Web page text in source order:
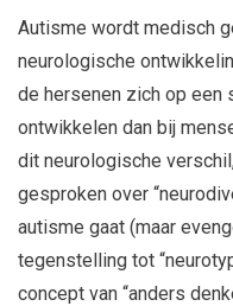
Autisme wordt medisch
neurologische
de hersenen zich op een
ontwikkelen dan bij
dit neurologische
gesproken over
autisme gaat (maar
tegenstelling tot
concept van “anders